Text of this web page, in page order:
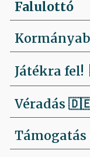
Falulottó
Játékra fel!
Véradás